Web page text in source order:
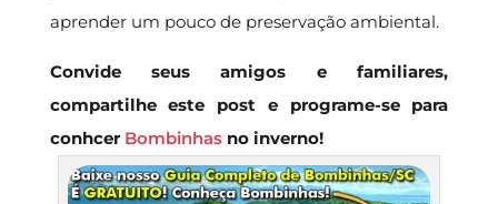
aprender um pouco de preservação ambiental.
Convide seus amigos e familiares,
compartilhe este post e programe-se para
conhcer Bombinhasno inverno!